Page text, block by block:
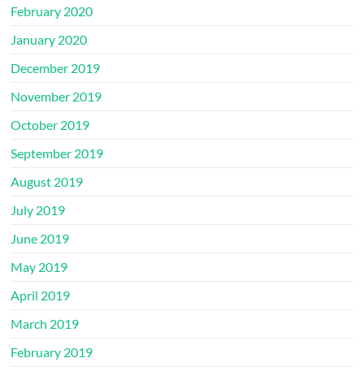
February 2020
January 2020
December 2019
November 2019
October 2019
September 2019
August 2019
July 2019
June 2019
May 2019
April 2019
March 2019
February 2019